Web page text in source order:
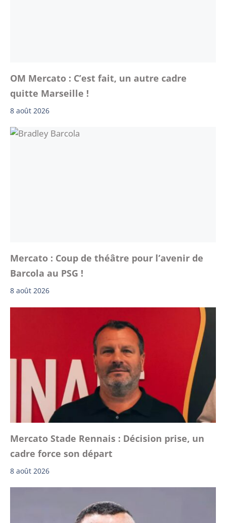
OM Mercato : C’est fait, un autre cadre
quitte Marseille !
8 août 2026
Mercato : Coup de théâtre pour l’avenir de
Barcola au PSG !
8 août 2026
Mercato Stade Rennais : Décision prise, un
cadre force son départ
8 août 2026